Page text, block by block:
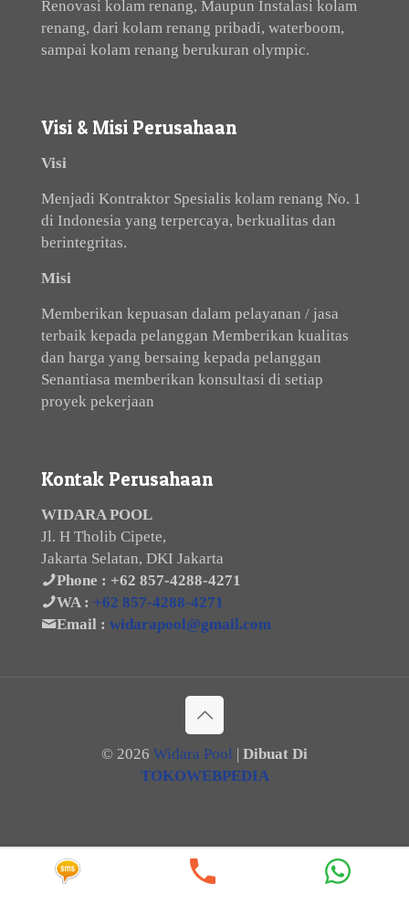
Renovasi kolam renang, Maupun Instalasi kolam
renang, dari kolam renang pribadi, waterboom,
sampai kolam renang berukuran olympic.
Visi & Misi Perusahaan
Visi
Menjadi Kontraktor Spesialis kolam renang No. 1
di Indonesia yang terpercaya, berkualitas dan
berintegritas.
Misi
Memberikan kepuasan dalam pelayanan / jasa
terbaik kepada pelanggan Memberikan kualitas
dan harga yang bersaing kepada pelanggan
Senantiasa memberikan konsultasi di setiap
proyek pekerjaan
Kontak Perusahaan
WIDARA POOL
Jl. H Tholib Cipete,
Jakarta Selatan, DKI Jakarta
Phone : +62 857-4288-4271
WA : +62 857-4288-4271
Email : widarapool@gmail.com
© 2026 Widara Pool | Dibuat Di
TOKOWEBPEDIA